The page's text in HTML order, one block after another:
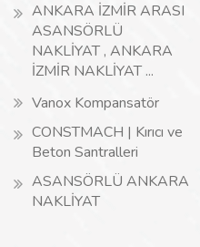
ANKARA İZMİR ARASI
ASANSÖRLÜ
NAKLİYAT , ANKARA
İZMİR NAKLİYAT ...
Vanox Kompansatör
CONSTMACH | Kırıcı ve
Beton Santralleri
ASANSÖRLÜ ANKARA
NAKLİYAT